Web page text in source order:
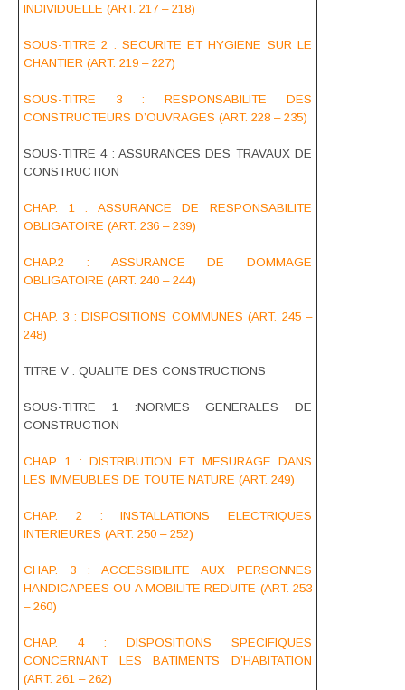
INDIVIDUELLE (ART. 217 – 218)
SOUS-TITRE 2 : SECURITE ET HYGIENE SUR LE
CHANTIER (ART. 219 – 227)
SOUS-TITRE 3 : RESPONSABILITE DES
CONSTRUCTEURS D’OUVRAGES (ART. 228 – 235)
SOUS-TITRE 4 : ASSURANCES DES TRAVAUX DE
CONSTRUCTION
CHAP. 1 : ASSURANCE DE RESPONSABILITE
OBLIGATOIRE (ART. 236 – 239)
CHAP.2 : ASSURANCE DE DOMMAGE
OBLIGATOIRE (ART. 240 – 244)
CHAP. 3 : DISPOSITIONS COMMUNES (ART. 245 –
248)
TITRE V : QUALITE DES CONSTRUCTIONS
SOUS-TITRE 1 :NORMES GENERALES DE
CONSTRUCTION
CHAP. 1 : DISTRIBUTION ET MESURAGE DANS
LES IMMEUBLES DE TOUTE NATURE (ART. 249)
CHAP. 2 : INSTALLATIONS ELECTRIQUES
INTERIEURES (ART. 250 – 252)
CHAP. 3 : ACCESSIBILITE AUX PERSONNES
HANDICAPEES OU A MOBILITE REDUITE (ART. 253
– 260)
CHAP. 4 : DISPOSITIONS SPECIFIQUES
CONCERNANT LES BATIMENTS D’HABITATION
(ART. 261 – 262)